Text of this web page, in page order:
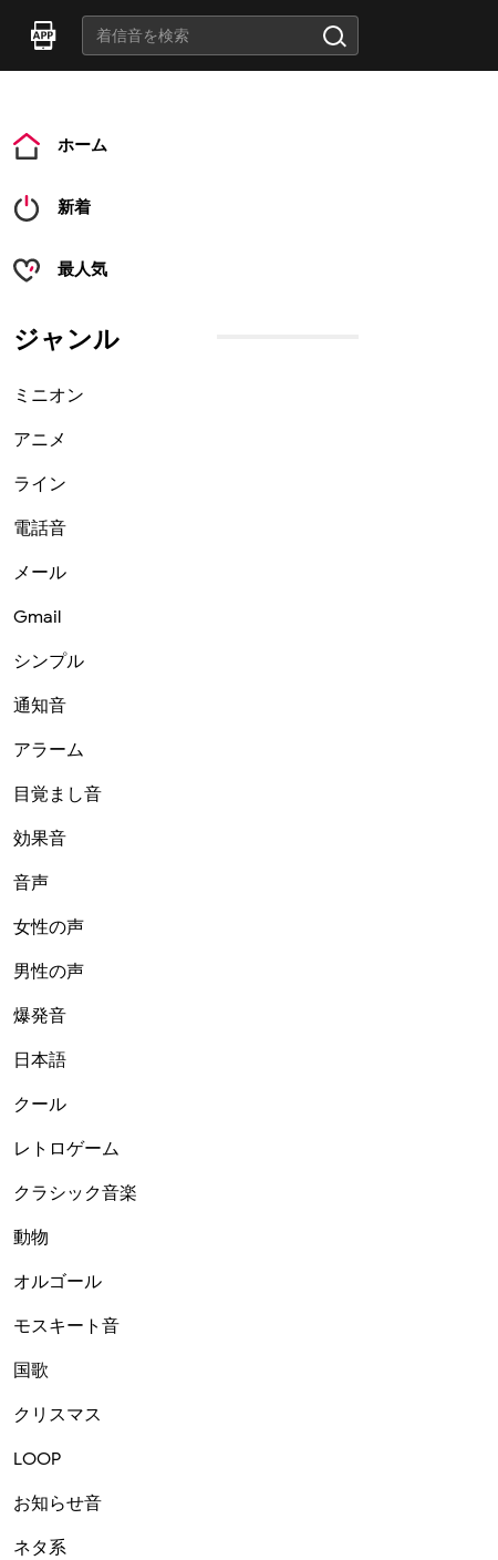
ホーム
新着
最人気
ジャンル
ミニオン
アニメ
ライン
電話音
メール
Gmail
シンプル
通知音
アラーム
目覚まし音
効果音
音声
女性の声
男性の声
爆発音
日本語
クール
レトロゲーム
クラシック音楽
動物
オルゴール
モスキート音
国歌
クリスマス
LOOP
お知らせ音
ネタ系